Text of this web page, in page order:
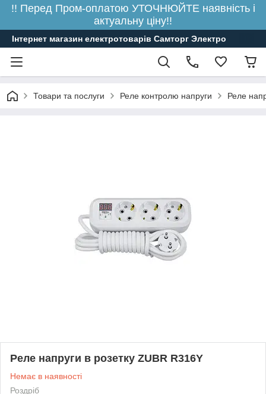
!! Перед Пром-оплатою УТОЧНЮЙТЕ наявність і
актуальну ціну!!
Інтернет магазин електротоварів Самторг Электро
Товари та послуги Реле контролю напруги Реле
Реле напруги в розетку ZUBR R316Y
Немає в наявності
Роздріб